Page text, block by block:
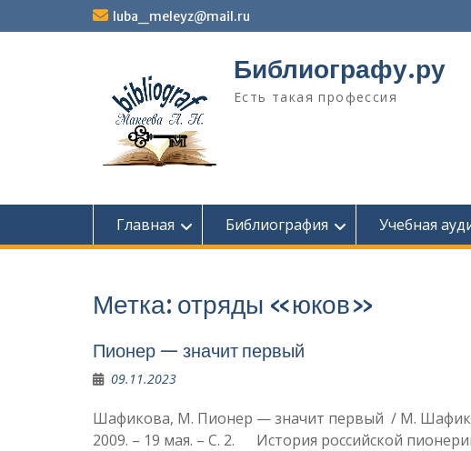
к
luba_meleyz@mail.ru
Библиографу.ру
Есть такая профессия
Главная Библиография Учебная
Метка: отряды «юков»
Пионер — значит первый
09.11.2023
Шафикова, М. Пионер — значит первый / М.
2009. – 19 мая. – С. 2. История российской